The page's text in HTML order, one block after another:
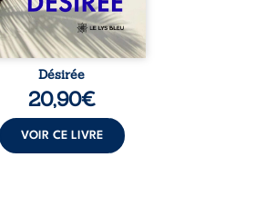
Désirée
20,90€
VOIR CE LIVRE